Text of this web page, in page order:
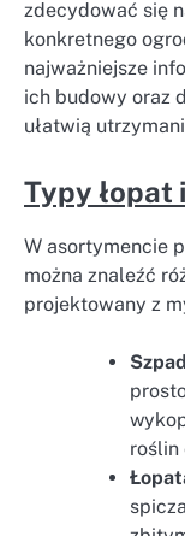
zdecydować się
konkretnego
najważniejsze
ich budowy oraz
ułatwią
Typy łopat
W asortymencie
można znaleźć
projektowany z
roślin